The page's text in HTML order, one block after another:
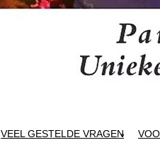
VEEL GESTELDE VRAGEN